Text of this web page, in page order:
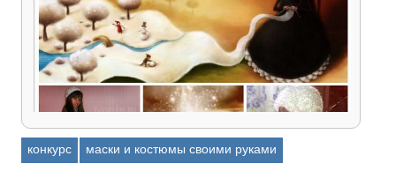
Как сделать ёлку из шишек — мастер-класс от
Ольги Атюнкиной (Конкурсная работа)
конкурс маски и костюмы своими руками